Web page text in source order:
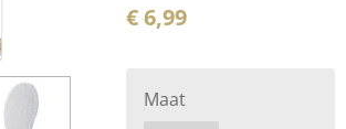
€ 6,99
Maat